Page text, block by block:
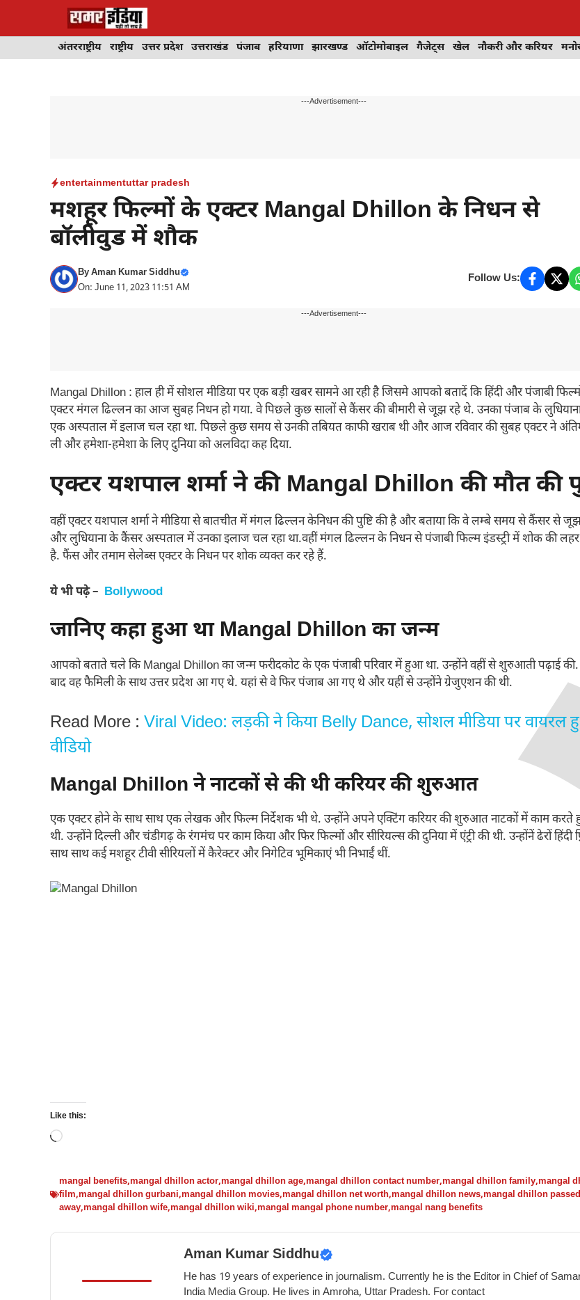
अंतरराष्ट्रीय राष्ट्रीय उत्तर प्रदेश उत्तराखंड पंजाब हरियाणा झारखण्ड ऑटोमोबाइल गैजेट्स खेल नौकरी और करियर
---Advertisement---
entertainmentuttar pradesh
मशहूर फिल्मों के एक्टर Mangal Dhillon के निधन से
बॉलीवुड में शौक
ByAman Kumar Siddhu
On: June 11, 2023 11:51 AM
Follow Us:
---Advertisement---
Mangal Dhillon : हाल ही में सोशल मीडिया पर एक बड़ी खबर सामने आ रही है जिसमे आपको बतादें कि हिंदी और पंजाबी
एक्टर मंगल ढिल्लन का आज सुबह निधन हो गया. वे पिछले कुछ सालों से कैंसर की बीमारी से जूझ रहे थे. उनका पंजाब के
एक अस्पताल में इलाज चल रहा था. पिछले कुछ समय से उनकी तबियत काफी खराब थी और आज रविवार की सुबह एक्टर ने
ली और हमेशा-हमेशा के लिए दुनिया को अलविदा कह दिया.
एक्टर यशपाल शर्मा ने की Mangal Dhillon की मौत की
वहीं एक्टर यशपाल शर्मा ने मीडिया से बातचीत में मंगल ढिल्लन केनिधन की पुष्टि की है और बताया कि वे लम्बे समय से कैंसर से
और लुधियाना के कैंसर अस्पताल में उनका इलाज चल रहा था.वहीं मंगल ढिल्लन के निधन से पंजाबी फिल्म इंडस्ट्री में शोक की
है. फैंस और तमाम सेलेब्स एक्टर के निधन पर शोक व्यक्त कर रहे हैं.
ये भी पढ़े – Bollywood
जानिए कहा हुआ था Mangal Dhillon का जन्म
आपको बताते चले कि Mangal Dhillon का जन्म फरीदकोट के एक पंजाबी परिवार में हुआ था. उन्होंने वहीं से शुरुआती पढ़ाई
बाद वह फैमिली के साथ उत्तर प्रदेश आ गए थे. यहां से वे फिर पंजाब आ गए थे और यहीं से उन्होंने ग्रेजुएशन की थी.
Read More : Viral Video: लड़की ने किया Belly Dance, सोशल मीडिया पर वायरल
वीडियो
Mangal Dhillon ने नाटकों से की थी करियर की शुरुआत
एक एक्टर होने के साथ साथ एक लेखक और फिल्म निर्देशक भी थे. उन्होंने अपने एक्टिंग करियर की शुरुआत नाटकों में काम करते
थी. उन्होंने दिल्ली और चंडीगढ़ के रंगमंच पर काम किया और फिर फिल्मों और सीरियल्स की दुनिया में एंट्री की थी. उन्होंनें ढेरों हिंदी
साथ साथ कई मशहूर टीवी सीरियलों में कैरेक्टर और निगेटिव भूमिकाएं भी निभाईं थीं.
Like this:
Loading…
mangal benefits,mangal dhillon actor,mangal dhillon age,mangal dhillon contact number,mangal dhillon family,mangal
film,mangal dhillon gurbani,mangal dhillon movies,mangal dhillon net worth,mangal dhillon news,mangal dhillon passed
away,mangal dhillon wife,mangal dhillon wiki,mangal mangal phone number,mangal nang benefits
Aman Kumar Siddhu
He has 19 years of experience in journalism. Currently he is the Editor in Chief of
India Media Group. He lives in Amroha, Uttar Pradesh. For contact